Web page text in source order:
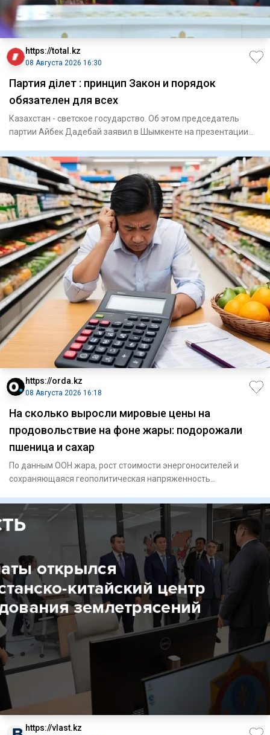
https://total.kz
08 Августа 2026 16:30
Партия Әділет : принцип Закон и порядок
обязателен для всех
Казахстан - светское государство. Об этом председатель
партии Айбек Дадебай заявил в Шымкенте на презентации
https://orda.kz
08 Августа 2026 16:18
На сколько выросли мировые цены на
продовольствие на фоне жары: подорожали
пшеница и сахар
По данным ООН жара, рост стоимости энергоносителей и
сохраняющаяся геополитическая напряженность
https://vlast.kz